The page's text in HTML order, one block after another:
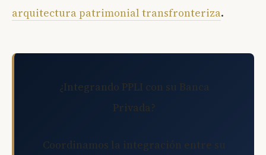
arquitectura patrimonial transfronteriza.
¿Integrando PPLI con su Banca
Privada?
Coordinamos la integración entre su